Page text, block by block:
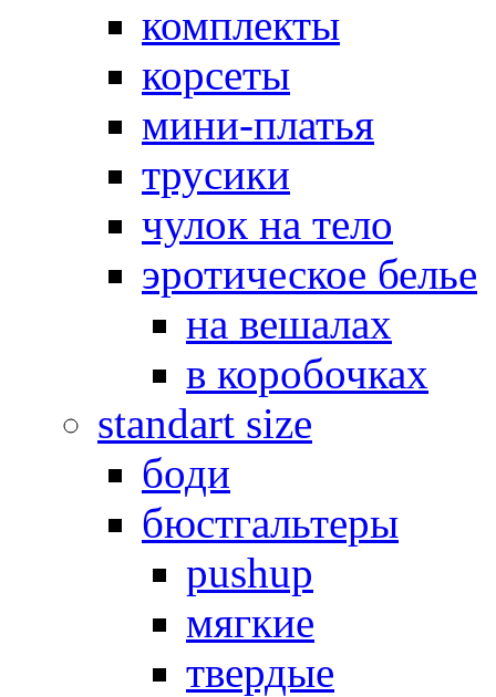
комплекты
корсеты
мини-платья
трусики
чулок на тело
эротическое белье
на вешалах
в коробочках
standart size
боди
бюстгальтеры
pushup
мягкие
твердые